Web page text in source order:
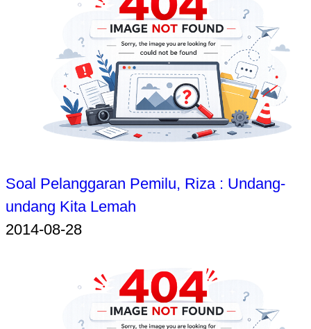
Soal Pelanggaran Pemilu, Riza : Undang-
undang Kita Lemah
2014-08-28